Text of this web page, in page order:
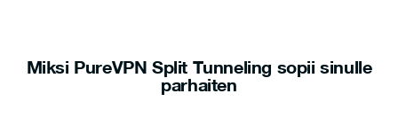
Miksi PureVPN Split Tunneling sopii sinulle
parhaiten